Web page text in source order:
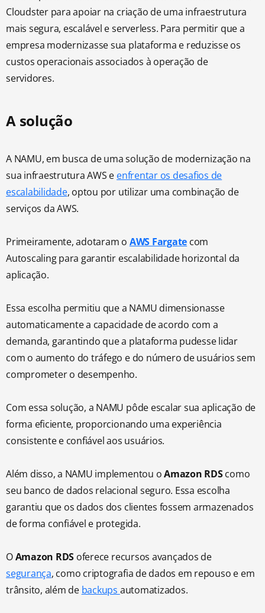
Cloudster para apoiar na criação de uma infraestrutura
mais segura, escalável e serverless. Para permitir que a
empresa modernizasse sua plataforma e reduzisse os
custos operacionais associados à operação de
servidores.
A solução
A NAMU, em busca de uma solução de modernização na
sua infraestrutura AWS e enfrentar os desafios de
escalabilidade, optou por utilizar uma combinação de
serviços da AWS.
Primeiramente, adotaram o AWS Fargate com
Autoscaling para garantir escalabilidade horizontal da
aplicação.
Essa escolha permitiu que a NAMU dimensionasse
automaticamente a capacidade de acordo com a
demanda, garantindo que a plataforma pudesse lidar
com o aumento do tráfego e do número de usuários sem
comprometer o desempenho.
Com essa solução, a NAMU pôde escalar sua aplicação de
forma eficiente, proporcionando uma experiência
consistente e confiável aos usuários.
Além disso, a NAMU implementou oAmazon RDScomo
seu banco de dados relacional seguro. Essa escolha
garantiu que os dados dos clientes fossem armazenados
de forma confiável e protegida.
OAmazon RDS oferece recursos avançados de
segurança, como criptografia de dados em repouso e em
trânsito, além de backups automatizados.